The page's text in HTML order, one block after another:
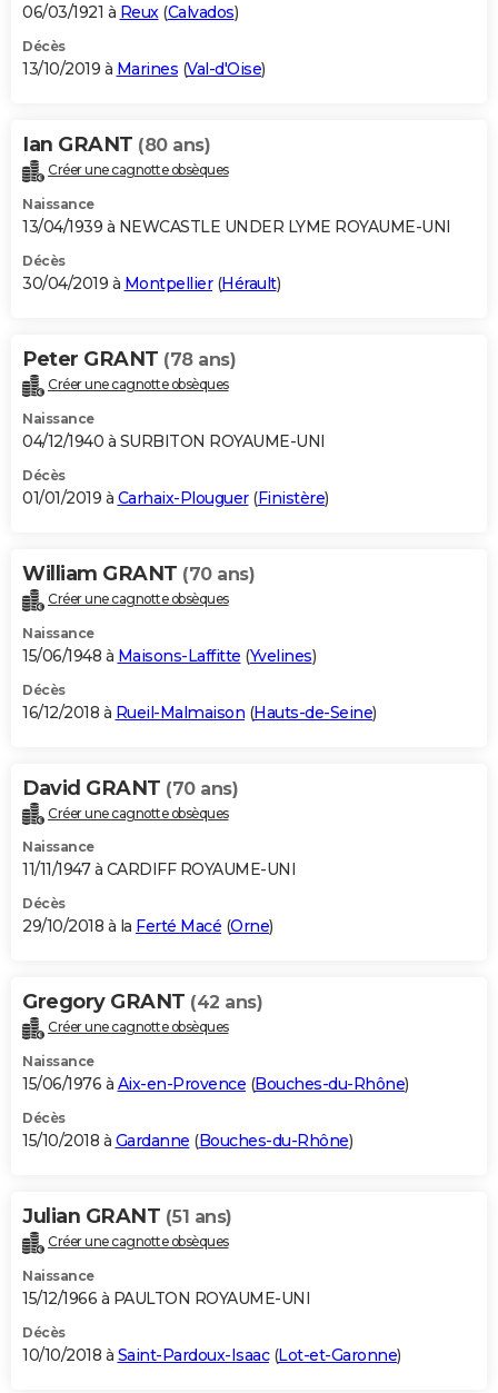
06/03/1921 à Reux(Calvados)
Décès
13/10/2019 à Marines (Val-d'Oise)
Ian GRANT (80 ans)
Créer une cagnotte obsèques
Naissance
13/04/1939 à NEWCASTLE UNDER LYME ROYAUME-UNI
Décès
30/04/2019 à Montpellier(Hérault)
Peter GRANT (78 ans)
Créer une cagnotte obsèques
Naissance
04/12/1940 à SURBITON ROYAUME-UNI
Décès
01/01/2019 à Carhaix-Plouguer(Finistère)
William GRANT (70 ans)
Créer une cagnotte obsèques
Naissance
15/06/1948 à Maisons-Laffitte (Yvelines)
Décès
16/12/2018 à Rueil-Malmaison (Hauts-de-Seine)
David GRANT (70 ans)
Créer une cagnotte obsèques
Naissance
11/11/1947 à CARDIFF ROYAUME-UNI
Décès
29/10/2018 à la Ferté Macé (Orne)
Gregory GRANT (42 ans)
Créer une cagnotte obsèques
Naissance
15/06/1976 à Aix-en-Provence (Bouches-du-Rhône)
Décès
15/10/2018 à Gardanne (Bouches-du-Rhône)
Julian GRANT (51 ans)
Créer une cagnotte obsèques
Naissance
15/12/1966 à PAULTON ROYAUME-UNI
Décès
10/10/2018 à Saint-Pardoux-Isaac(Lot-et-Garonne)